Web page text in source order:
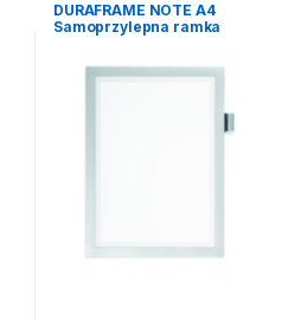
DURAFRAME NOTE A4
Samoprzylepna ramka
srebrna